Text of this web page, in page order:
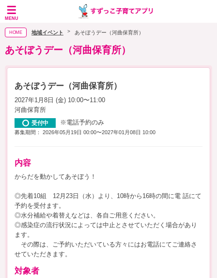
MENU
HOME 地域イベント あそぼうデー（河曲保育所）
あそぼうデー（河曲保育所）
あそぼうデー（河曲保育所）
2027年1月8日 (金) 10:00〜11:00
河曲保育所
受付中 ※電話予約のみ
募集期間： 2026年05月19日 00:00〜2027年01月08日 10:00
内容
からだを動かしてあそぼう！
◎先着10組 12月23日（水）より、10時から16時の間に電 話にて
予約を受付ます。
◎水分補給や着替えなどは、各自ご用意ください。
◎感染症の流行状況によっては中止とさせていただく場合があり
ます。
その際は、ご予約いただいている方々にはお電話にてご連絡さ
せていただきます。
対象者